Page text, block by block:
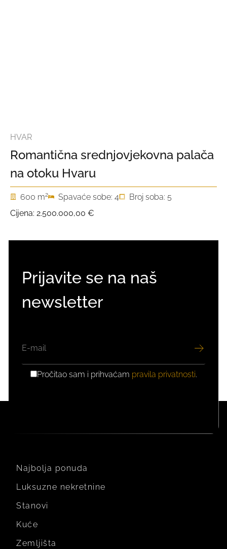
HVAR
Romantična srednjovjekovna palača
na otoku Hvaru
600 m2 Spavaće sobe: 4
Broj soba: 5
Cijena: 2.500.000,00 €
Prijavite se na naš
newsletter
GDPRPročitao sam i prihvaćam pravila privatnosti.
Najbolja ponuda
Luksuzne nekretnine
Stanovi
Kuće
Zemljišta